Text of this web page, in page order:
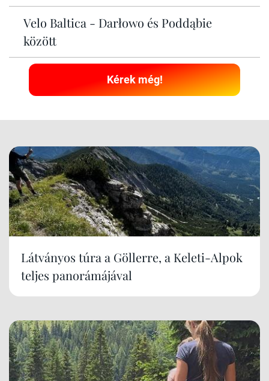
Velo Baltica - Darłowo és Poddąbie
között
Kérek még!
Látványos túra a Göllerre, a Keleti-Alpok
teljes panorámájával